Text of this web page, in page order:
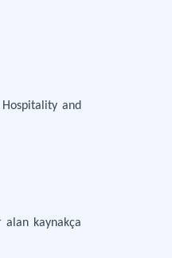
and
alan kaynakça